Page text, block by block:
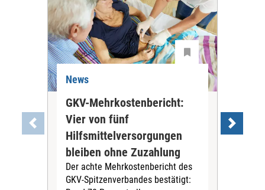
News
GKV-Mehrkostenbericht:
Vier von fünf
Hilfsmittelversorgungen
bleiben ohne Zuzahlung
Der achte Mehrkostenbericht des
GKV-Spitzenverbandes bestätigt: